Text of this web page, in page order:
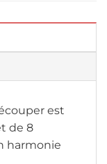
est
de 8
harmonie